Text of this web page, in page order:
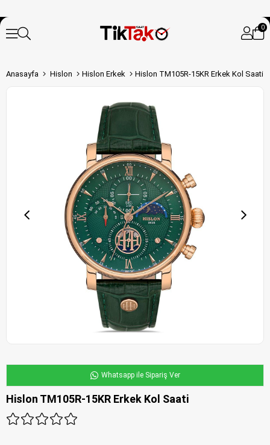
0
Anasayfa Hislon Hislon Erkek Hislon TM105R-15KR Erkek Kol Saati
Whatsapp ile Sipariş Ver
Hislon TM105R-15KR Erkek Kol Saati